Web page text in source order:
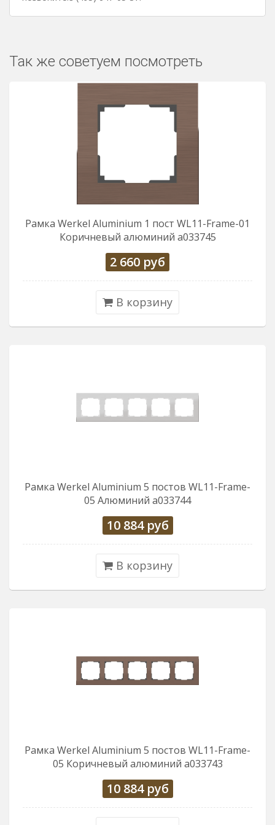
Так же советуем посмотреть
Рамка Werkel Aluminium 1 пост WL11-Frame-01
Коричневый алюминий a033745
2 660 руб
В корзину
Рамка Werkel Aluminium 5 постов WL11-Frame-
05 Алюминий a033744
10 884руб
В корзину
Рамка Werkel Aluminium 5 постов WL11-Frame-
05 Коричневый алюминий a033743
10 884руб